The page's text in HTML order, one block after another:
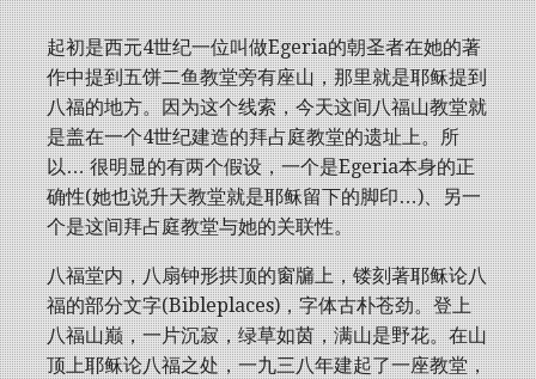
起初是西元4世纪一位叫做Egeria的朝圣者在她的著
作中提到五饼二鱼教堂旁有座山，那里就是耶稣提到
八福的地方。因为这个线索，今天这间八福山教堂就
是盖在一个4世纪建造的拜占庭教堂的遗址上。所
以… 很明显的有两个假设，一个是Egeria本身的正
确性(她也说升天教堂就是耶稣留下的脚印…)、另一
个是这间拜占庭教堂与她的关联性。
八福堂内，八扇钟形拱顶的窗牖上，镂刻著耶稣论八
福的部分文字(Bibleplaces)，字体古朴苍劲。登上
八福山巅，一片沉寂，绿草如茵，满山是野花。在山
顶上耶稣论八福之处，一九三八年建起了一座教堂，